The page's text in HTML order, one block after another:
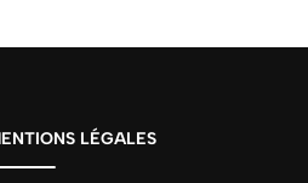
LÉGALES